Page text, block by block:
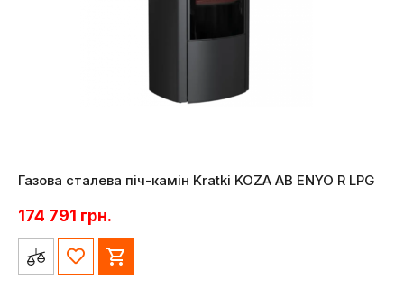
Газова сталева піч-камін Kratki KOZA AB ENYO R LPG
174 791 грн.